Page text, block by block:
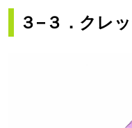
３−３．クレ